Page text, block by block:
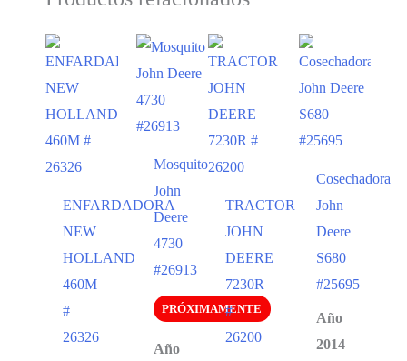
ENFARDADORA
NEW
HOLLAND
460M
#
26326
Mosquito
John
Deere
4730
#26913
PRÓXIMAMENTE
Año
TRACTOR
JOHN
DEERE
7230R
#
26200
Cosechadora
John
Deere
S680
#25695
Año
2014